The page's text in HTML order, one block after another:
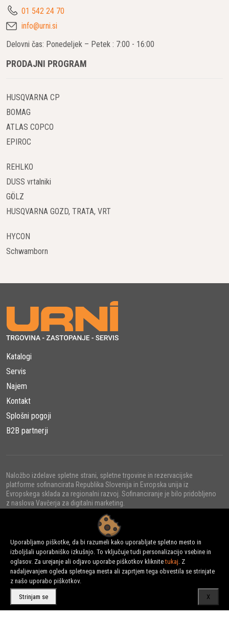
Uporabljamo piškotke, da bi razumeli kako uporabljate spletno mesto in
izboljšali uporabniško izkušnjo. To vključuje tudi personalizacijo vsebine in
oglasov. Za urejanje ali odjavo uporabe piškotkov kliknitetukaj. Z
nadaljevanjem ogleda spletnega mesta ali zaprtjem tega obvestila se strinjate
z našo uporabo piškotkov.
Strinjam se X
01 542 24 70
info@urni.si
Delovni čas: Ponedeljek – Petek : 7:00 - 16:00
PRODAJNI PROGRAM
HUSQVARNA CP
BOMAG
ATLAS COPCO
EPIROC
REHLKO
DUSS vrtalniki
GÖLZ
HUSQVARNA GOZD, TRATA, VRT
HYCON
Schwamborn
Katalogi
Servis
Najem
Kontakt
Splošni pogoji
B2B partnerji
Naložbo izdelave spletne strani, spletne trgovine in rezervacijske
platforme sofinancirata Republika Slovenija in Evropska unija iz
Evropskega sklada za regionalni razvoj. Sofinanciranje je bilo pridobljeno
z naslova Vavčerja za digitalni marketing.
© 2022 - URNI d.o.o., Vse pravice pridržane.